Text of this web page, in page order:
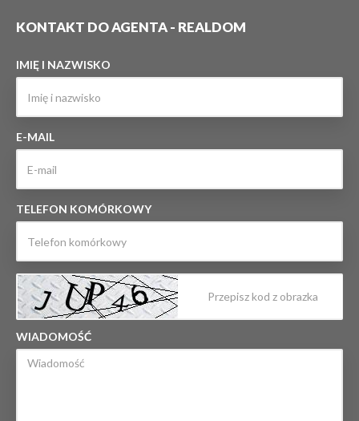
KONTAKT DO AGENTA - REALDOM
IMIĘ I NAZWISKO
E-MAIL
TELEFON KOMÓRKOWY
WIADOMOŚĆ